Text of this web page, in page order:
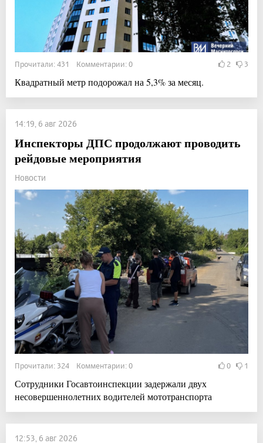
Прочитали: 431 Комментарии: 0 2 3
Квадратный метр подорожал на 5,3% за месяц.
14:19, 6 авг 2026
Инспекторы ДПС продолжают проводить
рейдовые мероприятия
Новости
Прочитали: 324 Комментарии: 0 0 1
Сотрудники Госавтоинспекции задержали двух
несовершеннолетних водителей мототранспорта
12:53, 6 авг 2026